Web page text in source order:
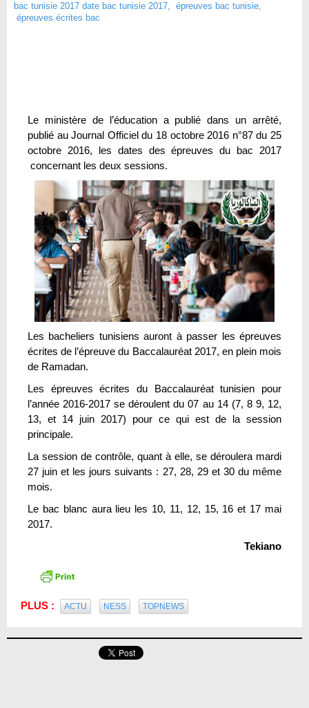
bac tunisie 2017 date bac tunisie 2017, épreuves bac tunisie,
épreuves écrites bac
Le ministère de l’éducation a publié dans un arrêté,
publié au Journal Officiel du 18 octobre 2016 n°87 du 25
octobre 2016, les dates des épreuves du bac 2017
concernant les deux sessions.
Les bacheliers tunisiens auront à passer les épreuves
écrites de l’épreuve du Baccalauréat 2017, en plein mois
de Ramadan.
Les épreuves écrites du Baccalauréat tunisien pour
l’année 2016-2017 se déroulent du 07 au 14 (7, 8 9, 12,
13, et 14 juin 2017) pour ce qui est de la session
principale.
La session de contrôle, quant à elle, se déroulera mardi
27 juin et les jours suivants : 27, 28, 29 et 30 du même
mois.
Le bac blanc aura lieu les 10, 11, 12, 15, 16 et 17 mai
2017.
Tekiano
PLUS : ACTU NESS TOPNEWS